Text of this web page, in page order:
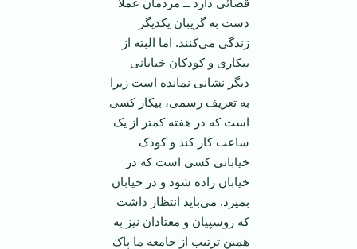
قضائی دارد ــ مردمان عملا
دست به گریبان یکدیگر
زندگی می‌کنند. اما البته از
بیکاری و کودکان خیابانی
دیگر نشانی نمانده است زیرا
به تعریف رسمی، بیکار کسی
است که در هفته کمتر از یک
ساعت کار کند و کودک
خیابانی کسی است که در
خیابان زاده شود و در خیابان
بمیرد. می‌باید انتظار داشت
که روسپیان و معتادان نیز به
همین ترتیب از جامعه ما پاک